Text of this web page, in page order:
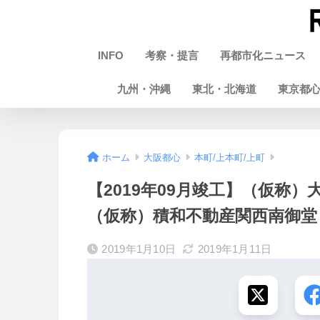
INFO 考察・提言 再都市化ニュース
九州・沖縄 東北・北海道 東京都心
ホーム 大阪都心 本町/上本町/上町
【2019年09月竣工】（仮称
（仮称）積和不動産関西南御
2019年1月10日 2019年1月11日